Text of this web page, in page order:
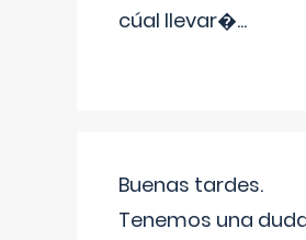
cúal llevar�...
Buenas tardes.
Tenemos una